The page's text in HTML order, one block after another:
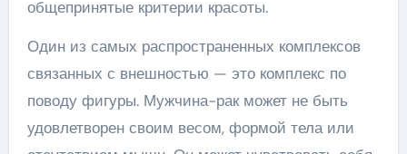
общепринятые критерии красоты.
Один из самых распространенных комплексов
связанных с внешностью — это комплекс по
поводу фигуры. Мужчина-рак может не быть
удовлетворен своим весом, формой тела или